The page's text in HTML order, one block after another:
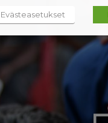
Evästeasetukset